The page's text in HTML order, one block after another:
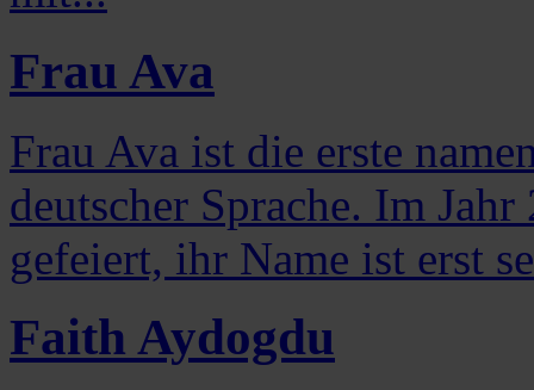
Frau Ava
Frau Ava ist die erste
deutscher Sprache. Im
gefeiert, ihr Name ist erst
Faith Aydogdu